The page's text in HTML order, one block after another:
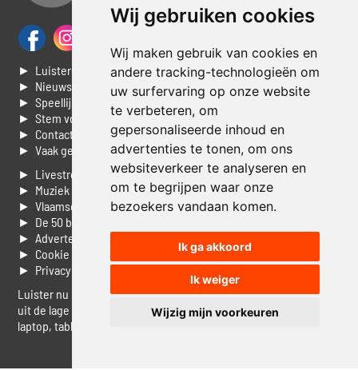
Wij gebruiken cookies
Wij maken gebruik van cookies en
andere tracking-technologieën om
uw surfervaring op onze website
te verbeteren, om
gepersonaliseerde inhoud en
advertenties te tonen, om ons
websiteverkeer te analyseren en
om te begrijpen waar onze
bezoekers vandaan komen.
Ik ga akkoord
Ik weiger
Wijzig mijn voorkeuren
► Luisteren naar Jouwradio
► Nieuws
► Speellijst
► Stem voor de Dag top 3
► Contacteer ons
► Vaak gestelde vragen
► Livestream informatie
► Muziek opzoeken
► Vlaamse 100 Aller tijden
► De 50 beste van...
► Adverteren op Jouwradio
► Cookie voorkeuren wijzigen
► Privacyinformatie
Luister nu naar Jouwradio! De beste Nederlandstalige muziek
uit de lage landen hoor je hier al 20 jaar. In digitale kwaliteit op je
laptop, tablet of smartphone.